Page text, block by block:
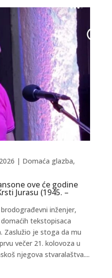
ove će godine
Jurasu (1945. –
| Domaća glazba,
inženjer,
tekstopisaca
Zaslužio je stoga da mu
večer 21. kolovoza u
njegova stvaralaštva....